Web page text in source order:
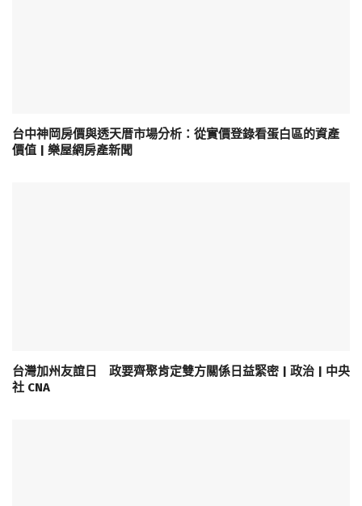
台中神岡房價與透天厝市場分析：從實價登錄看蛋白區的資產
價值 | 樂屋網房產新聞
台灣加州友誼日 政要齊聚肯定雙方關係日益緊密 | 政治 | 中央
社 CNA